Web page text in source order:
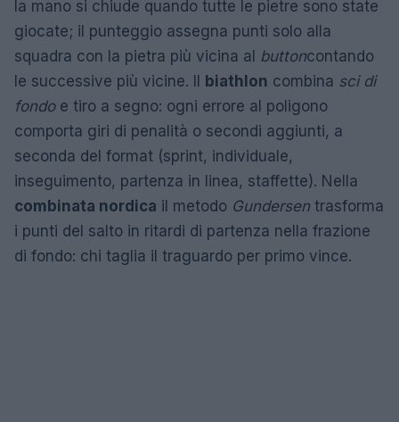
la mano si chiude quando tutte le pietre sono state
giocate; il punteggio assegna punti solo alla
squadra con la pietra più vicina al buttoncontando
le successive più vicine. Il
biathlon combina sci di
fondoe tiro a segno: ogni errore al poligono
comporta giri di penalità o secondi aggiunti, a
seconda del format (sprint, individuale,
inseguimento, partenza in linea, staffette). Nella
combinata nordica il metodo Gundersen trasforma
i punti del salto in ritardi di partenza nella frazione
di fondo: chi taglia il traguardo per primo vince.